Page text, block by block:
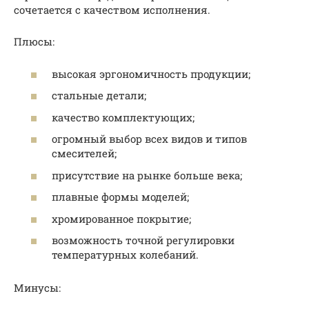
сочетается с качеством исполнения.
Плюсы:
высокая эргономичность продукции;
стальные детали;
качество комплектующих;
огромный выбор всех видов и типов
смесителей;
присутствие на рынке больше века;
плавные формы моделей;
хромированное покрытие;
возможность точной регулировки
температурных колебаний.
Минусы: